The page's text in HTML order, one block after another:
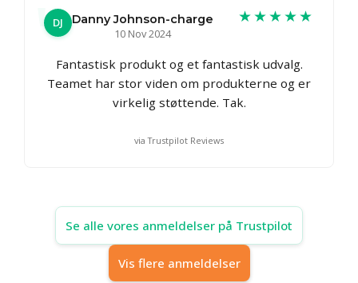
DJ
Danny Johnson-charge
10 Nov 2024
★★★★★
Fantastisk produkt og et fantastisk udvalg.
Teamet har stor viden om produkterne og er
virkelig støttende. Tak.
via Trustpilot Reviews
Se alle vores anmeldelser på Trustpilot
Vis flere anmeldelser